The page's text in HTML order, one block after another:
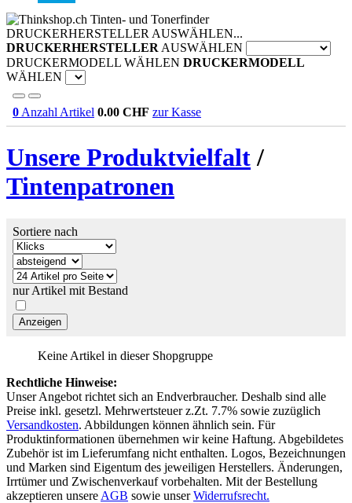
Tinten- und Tonerfinder
DRUCKERHERSTELLER AUSWÄHLEN...
DRUCKERHERSTELLER AUSWÄHLEN
DRUCKERMODELL WÄHLEN DRUCKERMODELL
WÄHLEN
0 Anzahl Artikel 0.00 CHF zur Kasse
Unsere Produktvielfalt/
Tintenpatronen
Sortiere nach
nur Artikel mit Bestand
Keine Artikel in dieser Shopgruppe
Rechtliche Hinweise:
Unser Angebot richtet sich an Endverbraucher. Deshalb sind alle
Preise inkl. gesetzl. Mehrwertsteuer z.Zt. 7.7% sowie zuzüglich
Versandkosten. Abbildungen können ähnlich sein. Für
Produktinformationen übernehmen wir keine Haftung. Abgebildetes
Zubehör ist im Lieferumfang nicht enthalten. Logos, Bezeichnungen
und Marken sind Eigentum des jeweiligen Herstellers. Änderungen,
Irrtümer und Zwischenverkauf vorbehalten. Mit der Bestellung
akzeptieren unsere AGB sowie unserWiderrufsrecht.